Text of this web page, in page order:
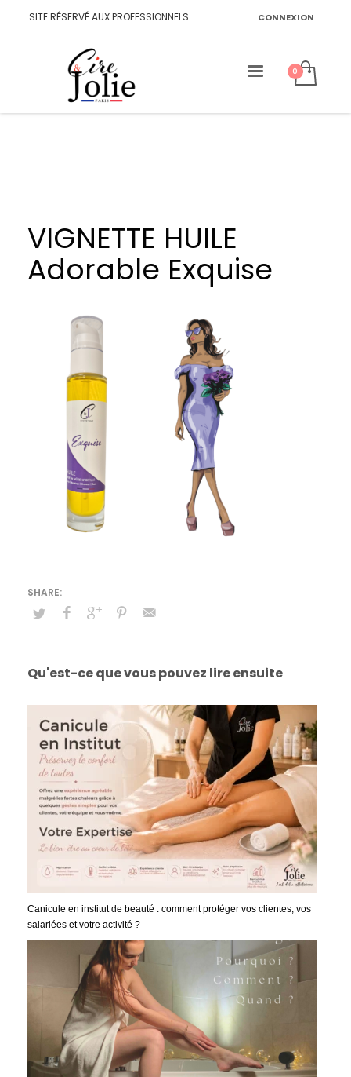
SITE RÉSERVÉ AUX PROFESSIONNELS CONNEXION
VIGNETTE HUILE
Adorable Exquise
Qu'est-ce que vous pouvez lire ensuite
Canicule en institut de beauté : comment protéger vos clientes, vos
salariées et votre activité ?